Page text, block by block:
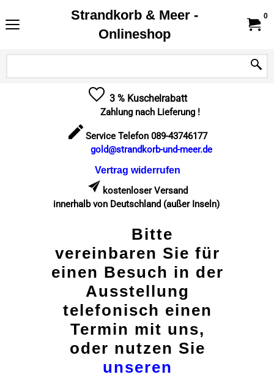
Strandkorb & Meer -
Onlineshop
0
3 % Kuschelrabatt
Zahlung nach Lieferung !
Service Telefon 089-43746177
gold@strandkorb-und-meer.de
Vertrag widerrufen
kostenloser Versand
innerhalb von Deutschland (außer Inseln)
Bitte
vereinbaren Sie für
einen Besuch in der
Ausstellung
telefonisch einen
Termin mit uns,
oder nutzen Sie
unseren